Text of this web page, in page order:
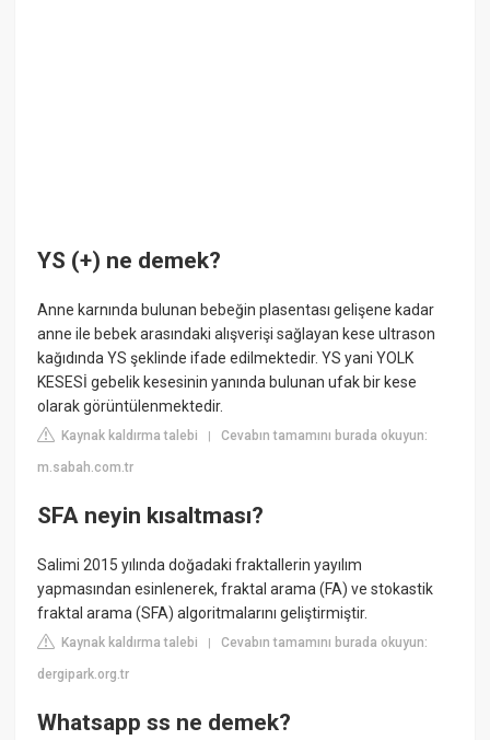
YS (+) ne demek?
Anne karnında bulunan bebeğin plasentası gelişene kadar
anne ile bebek arasındaki alışverişi sağlayan kese ultrason
kağıdında YS şeklinde ifade edilmektedir. YS yani YOLK
KESESİ gebelik kesesinin yanında bulunan ufak bir kese
olarak görüntülenmektedir.
Kaynak kaldırma talebi |Cevabın tamamını burada okuyun:
m.sabah.com.tr
SFA neyin kısaltması?
Salimi 2015 yılında doğadaki fraktallerin yayılım
yapmasından esinlenerek, fraktal arama (FA) ve stokastik
fraktal arama (SFA) algoritmalarını geliştirmiştir.
Kaynak kaldırma talebi |Cevabın tamamını burada okuyun:
dergipark.org.tr
Whatsapp ss ne demek?